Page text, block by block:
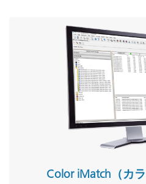
Color iMatch（カ